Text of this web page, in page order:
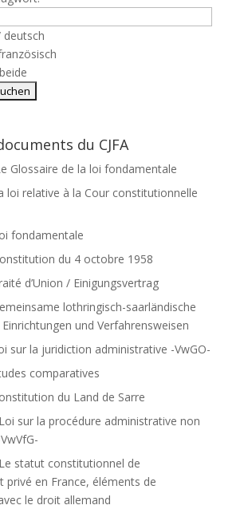
deutsch
du CJFA
Glossaire de la loi fondamentale
loi relative à la Cour constitutionnelle
fondamentale
du 4 octobre 1958
d’Union / Einigungsvertrag
lothringisch-saarländische
und Verfahrensweisen
sur la juridiction administrative -VwGO-
comparatives
du Land de Sarre
Loi sur la procédure administrative non
Le statut constitutionnel de
privé en France, éléments de
le droit allemand